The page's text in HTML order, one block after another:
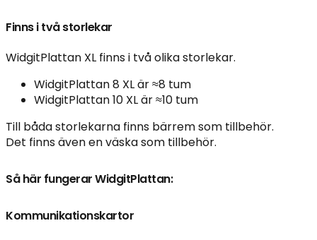
Finns i två storlekar
WidgitPlattan XL finns i två olika storlekar.
WidgitPlattan 8 XL är ≈8 tum
WidgitPlattan 10 XL är ≈10 tum
Till båda storlekarna finns bärrem som tillbehör.
Det finns även en väska som tillbehör.
Så här fungerar WidgitPlattan:
Kommunikationskartor